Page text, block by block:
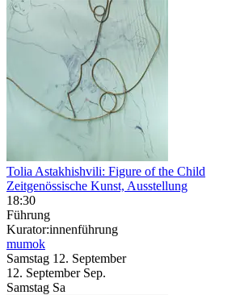
Tolia Astakhishvili: Figure of the Child
Zeitgenössische Kunst, Ausstellung
18:30
Führung
Kurator:innenführung
mumok
Samstag 12. September
12. September Sep.
Samstag Sa